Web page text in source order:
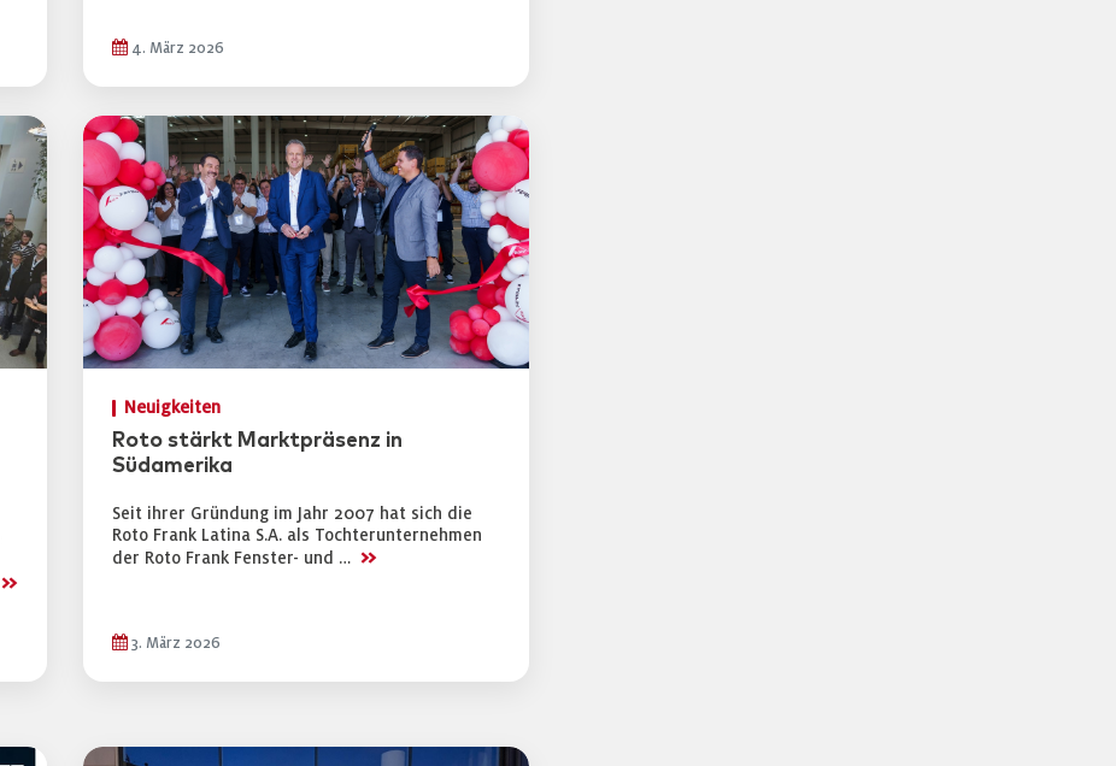
4. März 2026
>>
Neuigkeiten
Roto stärkt Marktpräsenz in
Südamerika
Seit ihrer Gründung im Jahr 2007 hat sich die
Roto Frank Latina S.A. als Tochterunternehmen
der Roto Frank Fenster- und … >>
3. März 2026